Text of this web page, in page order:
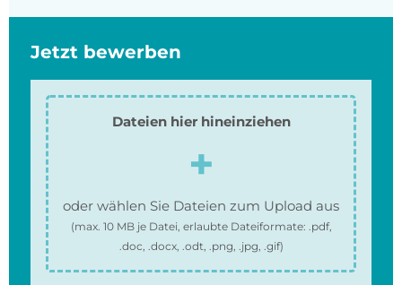
Jetzt bewerben
Dateien hier hineinziehen
oder wählen Sie Dateien zum Upload aus
(max. 10 MBje Datei, erlaubte Dateiformate: .pdf,
.doc, .docx, .odt, .png, .jpg, .gif)